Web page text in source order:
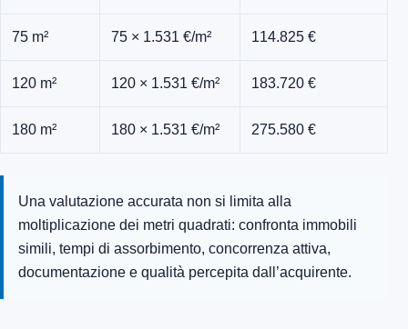
75 m² 75 × 1.531 €/m² 114.825 €
120 m² 120 × 1.531 €/m² 183.720 €
180 m² 180 × 1.531 €/m² 275.580 €
Una valutazione accurata non si limita alla
moltiplicazione dei metri quadrati: confronta immobili
simili, tempi di assorbimento, concorrenza attiva,
documentazione e qualità percepita dall’acquirente.